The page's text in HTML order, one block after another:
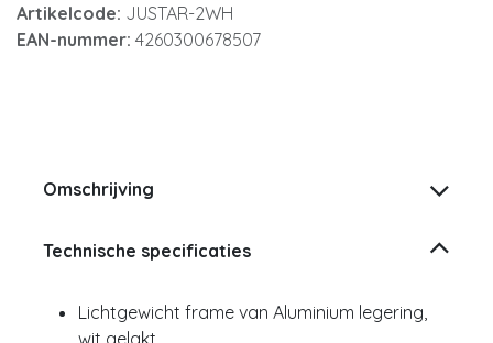
Artikelcode: JUSTAR-2WH
EAN-nummer: 4260300678507
Omschrijving
Technische specificaties
Lichtgewicht frame van Aluminium legering,
wit gelakt